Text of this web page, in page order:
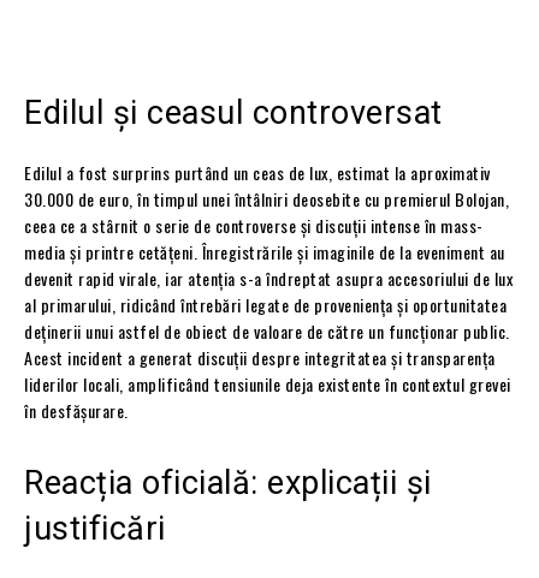
Edilul și ceasul controversat
Edilul a fost surprins purtând un ceas de lux, estimat la aproximativ
30.000 de euro, în timpul unei întâlniri deosebite cu premierul Bolojan,
ceea ce a stârnit o serie de controverse și discuții intense în mass-
media și printre cetățeni. Înregistrările și imaginile de la eveniment au
devenit rapid virale, iar atenția s-a îndreptat asupra accesoriului de lux
al primarului, ridicând întrebări legate de proveniența și oportunitatea
deținerii unui astfel de obiect de valoare de către un funcționar public.
Acest incident a generat discuții despre integritatea și transparența
liderilor locali, amplificând tensiunile deja existente în contextul grevei
în desfășurare.
Reacția oficială: explicații și
justificări